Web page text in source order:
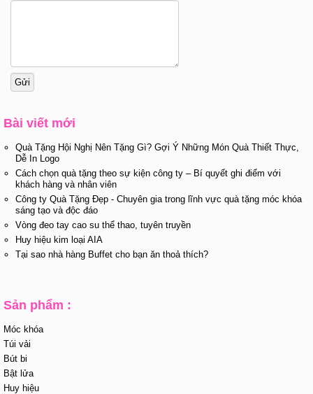
Bài viết mới
Quà Tặng Hội Nghị Nên Tặng Gì? Gợi Ý Những Món Quà Thiết Thực,
Dễ In Logo
Cách chọn quà tặng theo sự kiện công ty – Bí quyết ghi điểm với
khách hàng và nhân viên
Công ty Quà Tặng Đẹp - Chuyên gia trong lĩnh vực quà tặng móc khóa
sáng tạo và độc đáo
Vòng đeo tay cao su thể thao, tuyên truyền
Huy hiệu kim loại AIA
Tại sao nhà hàng Buffet cho bạn ăn thoả thích?
Sản phẩm :
Móc khóa
Túi vải
Bút bi
Bật lửa
Huy hiệu